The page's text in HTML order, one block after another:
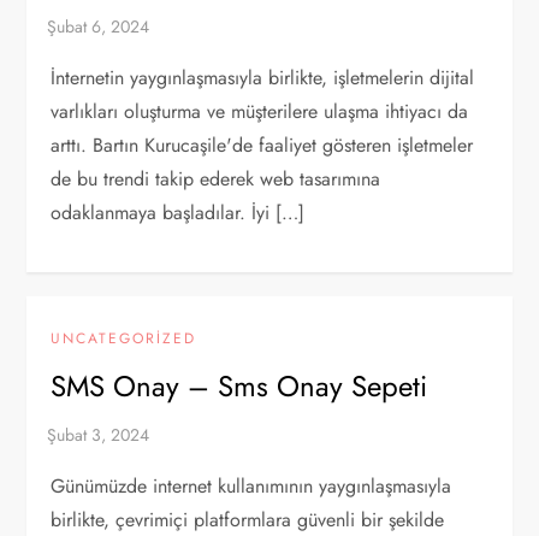
İnternetin yaygınlaşmasıyla birlikte, işletmelerin dijital
varlıkları oluşturma ve müşterilere ulaşma ihtiyacı da
arttı. Bartın Kurucaşile'de faaliyet gösteren işletmeler
de bu trendi takip ederek web tasarımına
odaklanmaya başladılar. İyi […]
UNCATEGORIZED
SMS Onay – Sms Onay Sepeti
Günümüzde internet kullanımının yaygınlaşmasıyla
birlikte, çevrimiçi platformlara güvenli bir şekilde